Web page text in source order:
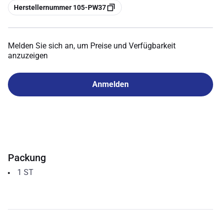
Kopieren
Herstellernummer 105-PW37
Melden Sie sich an, um Preise und Verfügbarkeit
anzuzeigen
Anmelden
Packung
1 ST